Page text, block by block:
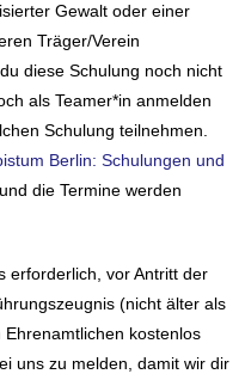
Gewalt oder einer
Träger/Verein
diese Schulung noch nicht
als Teamer*in anmelden
Schulung teilnehmen.
Berlin: Schulungen und
die Termine werden
erforderlich, vor Antritt der
(nicht älter als
kostenlos
uns zu melden, damit wir dir